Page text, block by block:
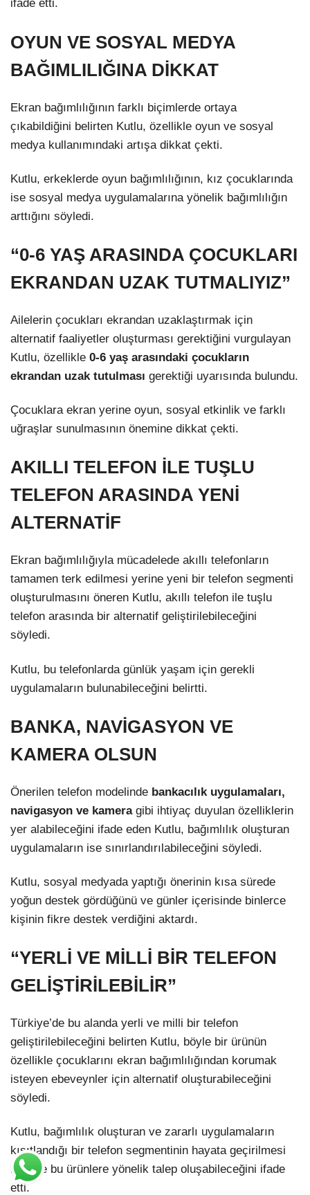
ifade etti.
OYUN VE SOSYAL MEDYA
BAĞIMLILIĞINA DİKKAT
Ekran bağımlılığının farklı biçimlerde ortaya
çıkabildiğini belirten Kutlu, özellikle oyun ve sosyal
medya kullanımındaki artışa dikkat çekti.
Kutlu, erkeklerde oyun bağımlılığının, kız çocuklarında
ise sosyal medya uygulamalarına yönelik bağımlılığın
arttığını söyledi.
“0-6 YAŞ ARASINDA ÇOCUKLARI
EKRANDAN UZAK TUTMALIYIZ”
Ailelerin çocukları ekrandan uzaklaştırmak için
alternatif faaliyetler oluşturması gerektiğini vurgulayan
Kutlu, özellikle 0-6 yaş arasındaki çocukların
ekrandan uzak tutulması gerektiği uyarısında bulundu.
Çocuklara ekran yerine oyun, sosyal etkinlik ve farklı
uğraşlar sunulmasının önemine dikkat çekti.
AKILLI TELEFON İLE TUŞLU
TELEFON ARASINDA YENİ
ALTERNATİF
Ekran bağımlılığıyla mücadelede akıllı telefonların
tamamen terk edilmesi yerine yeni bir telefon segmenti
oluşturulmasını öneren Kutlu, akıllı telefon ile tuşlu
telefon arasında bir alternatif geliştirilebileceğini
söyledi.
Kutlu, bu telefonlarda günlük yaşam için gerekli
uygulamaların bulunabileceğini belirtti.
BANKA, NAVİGASYON VE
KAMERA OLSUN
Önerilen telefon modelinde bankacılık uygulamaları,
navigasyon ve kameragibi ihtiyaç duyulan özelliklerin
yer alabileceğini ifade eden Kutlu, bağımlılık oluşturan
uygulamaların ise sınırlandırılabileceğini söyledi.
Kutlu, sosyal medyada yaptığı önerinin kısa sürede
yoğun destek gördüğünü ve günler içerisinde binlerce
kişinin fikre destek verdiğini aktardı.
“YERLİ VE MİLLİ BİR TELEFON
GELİŞTİRİLEBİLİR”
Türkiye’de bu alanda yerli ve milli bir telefon
geliştirilebileceğini belirten Kutlu, böyle bir ürünün
özellikle çocuklarını ekran bağımlılığından korumak
isteyen ebeveynler için alternatif oluşturabileceğini
söyledi.
Kutlu, bağımlılık oluşturan ve zararlı uygulamaların
kısıtlandığı bir telefon segmentinin hayata geçirilmesi
halinde bu ürünlere yönelik talep oluşabileceğini ifade
etti.